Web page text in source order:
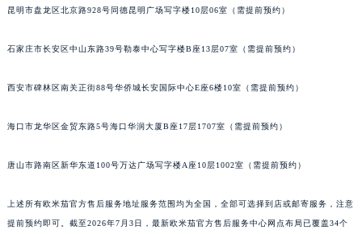
昆明市盘龙区北京路928号同德昆明广场写字楼10层06室（需提前预约）
石家庄市长安区中山东路39号勒泰中心写字楼B座13层07室（需提前预约）
西安市碑林区南关正街88号华侨城长安国际中心E座6楼10室（需提前预约）
海口市龙华区金贸东路5号海口华润大厦B座17层1707室（需提前预约）
唐山市路南区新华东道100号万达广场写字楼A座10层1002室（需提前预约）
上述所有欧米茄官方售后服务地址服务范围均为全国，全部可选择到店或邮寄服务，注意
提前预约即可。截至2026年7月3日，最新欧米茄官方售后服务中心网点布局已覆盖34个